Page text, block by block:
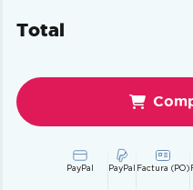
Total
PayPal PayPal Factura (PO)